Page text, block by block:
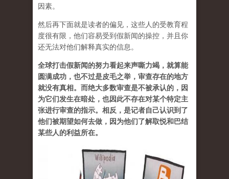
因素。
然后再下面就是读者的偏见，这些人的受教育程
度很有限，他们容易受到假新闻的操控，并且你
还无法对他们解释真实的信息。
全球打击假新闻的努力看起来声嘶力竭，就算能
圆满成功，也不过是皮毛之举，审查存在的地方
就没有真相。而绝大多数审查是不被承认的，因
为它们发生在暗处，也因此不存在对某个特定主
张进行审查的指示。相反，是记者自己认识到了
他们被期望如何去做，因为他们了解取悦和巴结
某些人的利益所在。